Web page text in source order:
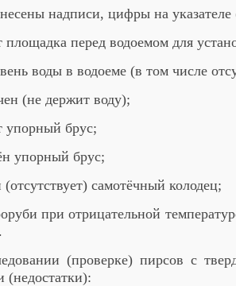
надписи, цифры на указателе
площадка перед водоемом для
воды в водоеме (в том числе
(не держит воду);
упорный брус;
упорный брус;
самотёчный колодец;
при отрицательной
(проверке) пирсов с
(недостатки):